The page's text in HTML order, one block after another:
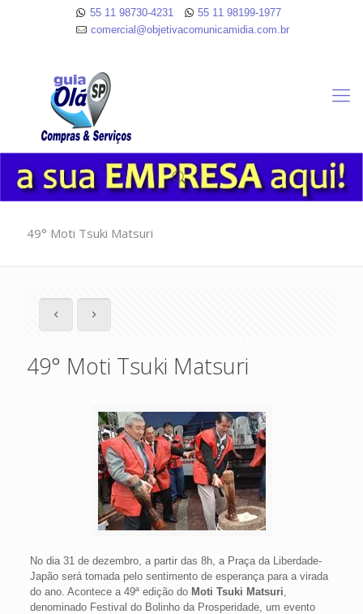
55 11 98730-4231
55 11 98199-1977
comercial@objetivacomunicamidia.com.br
49° Moti Tsuki Matsuri
49° Moti Tsuki Matsuri
No dia 31 de dezembro, a partir das 8h, a Praça da Liberdade-
Japão será tomada pelo sentimento de esperança para a virada
do ano. Acontece a 49ª edição do Moti Tsuki Matsuri,
denominado Festival do Bolinho da Prosperidade, um evento